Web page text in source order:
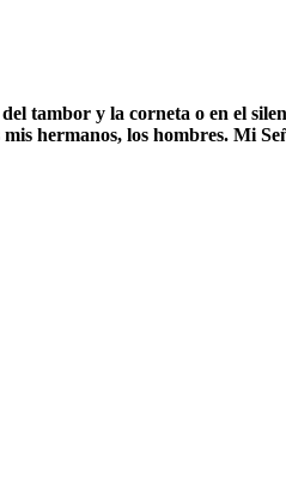
tambor y la corneta o en el
hermanos, los hombres. Mi